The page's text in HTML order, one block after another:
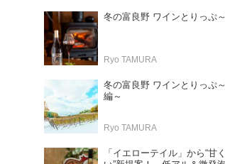
冬の富良野 ワインとりっぷ
Ryo TAMURA
冬の富良野 ワインとりっぷ
編～
Ryo TAMURA
「イエローテイル」から“甘